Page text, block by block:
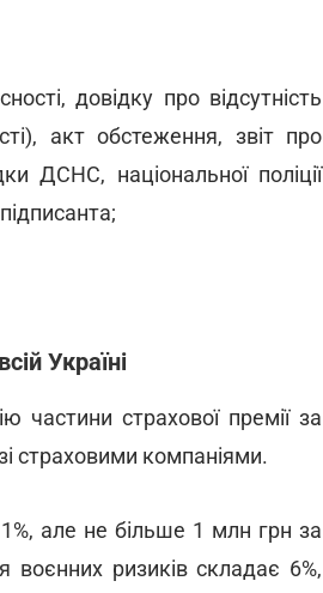
довідку про відсутність
акт обстеження, звіт про
ДСНС, національної поліції
Україні
частини страхової премії за
страховими компаніями.
але не більше 1 млн грн за
ризиків складає 6%,